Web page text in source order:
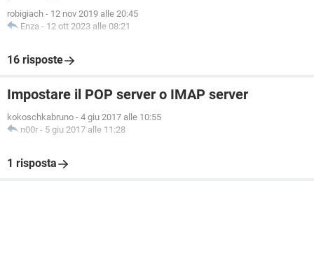
robigiach - 12 nov 2019 alle 20:45
Enza - 12 ott 2023 alle 08:21
16 risposte
Impostare il POP server o IMAP server
kokoschkabruno - 4 giu 2017 alle 10:55
n00r - 5 giu 2017 alle 11:28
1 risposta